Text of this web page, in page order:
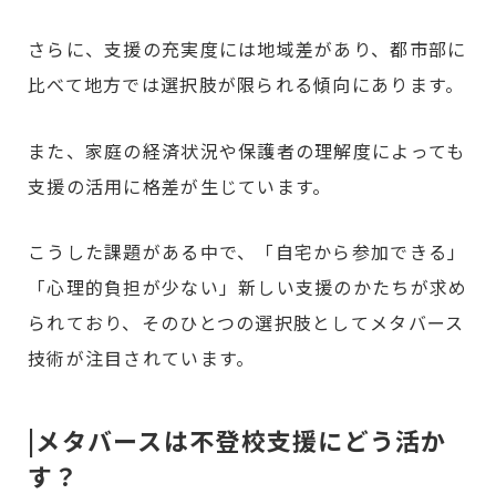
さらに、支援の充実度には地域差があり、都市部に
比べて地方では選択肢が限られる傾向にあります。
また、家庭の経済状況や保護者の理解度によっても
支援の活用に格差が生じています。
こうした課題がある中で、「自宅から参加できる」
「心理的負担が少ない」新しい支援のかたちが求め
られており、そのひとつの選択肢としてメタバース
技術が注目されています。
|メタバースは不登校支援にどう活か
す？